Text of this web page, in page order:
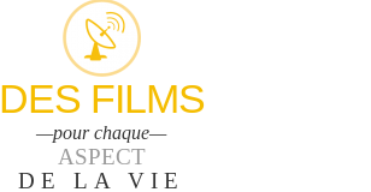
DES FILMS
—pour chaque—
ASPECT
DE LA VIE